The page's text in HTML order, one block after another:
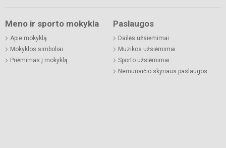
Meno ir sporto mokykla
Apie mokyklą
Mokyklos simboliai
Priėmimas į mokyklą
Paslaugos
Dailės užsiėmimai
Muzikos užsiėmimai
Sporto užsiėmimai
Nemunaičio skyriaus paslaugos